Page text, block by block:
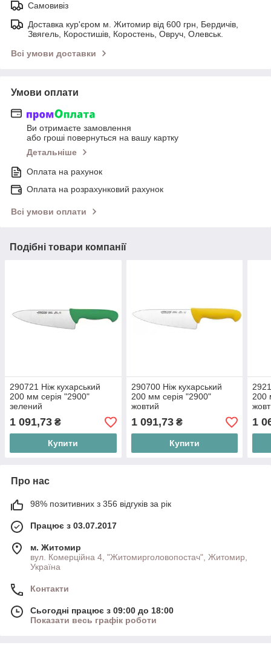
Самовивіз
Доставка кур'єром м. Житомир від 600 грн, Бердичів,
Звягель, Коростишів, Коростень, Овруч, Олевськ.
Всі умови доставки
Умови оплати
Ви отримаєте замовлення
або гроші повернуться на вашу картку
Детальніше
Оплата на рахунок
Оплата на розрахунковий рахунок
Всі умови оплати
Подібні товари компанії
290721 Ніж кухарський
200 мм серія "2900"
зелений
1 091,73 ₴
Купити
290700 Ніж кухарський
200 мм серія "2900"
жовтий
1 091,73₴
Купити
200
1
Про нас
98% позитивних з 356 відгуків за рік
Працює з 03.07.2017
м. Житомир
вул. Комерційна 4, "Житомирголовопостач", Житомир,
Україна
Контакти
Сьогодні працює з 09:00 до 18:00
Показати весь графік роботи